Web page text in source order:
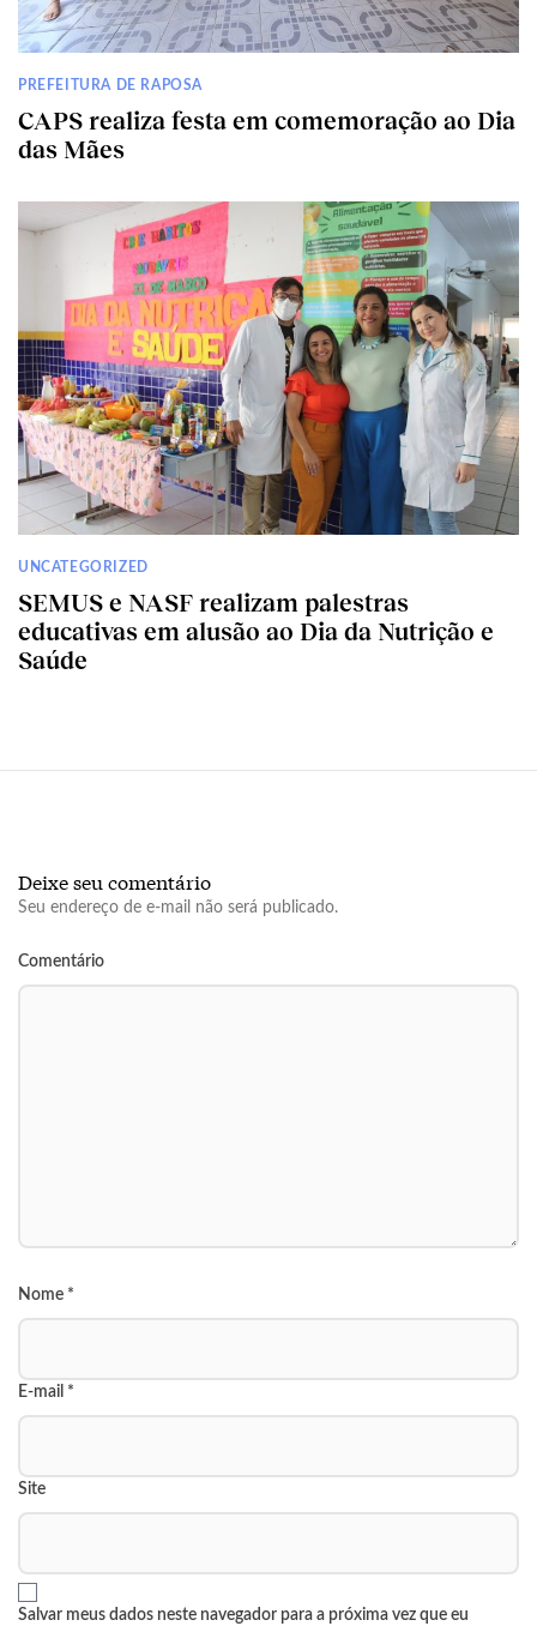
PREFEITURA DE RAPOSA
CAPS realiza festa em comemoração ao Dia
das Mães
UNCATEGORIZED
SEMUS e NASF realizam palestras
educativas em alusão ao Dia da Nutrição e
Saúde
Deixe seu comentário
Seu endereço de e-mail não será publicado.
Comentário
Nome *
E-mail *
Site
Salvar meus dados neste navegador para a próxima vez que eu